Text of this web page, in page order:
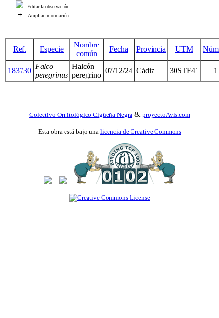
Editar la observación.
+ Ampliar información.
Ref. Especie
Nombre
común
Fecha Provincia UTM
183730
Falco
peregrinus
Halcón
peregrino
07/12/24 Cádiz 30STF41 1
Colectivo Ornitológico Cigüeña Negra & proyectoAvis.com
Esta obra está bajo una licencia de Creative Commons